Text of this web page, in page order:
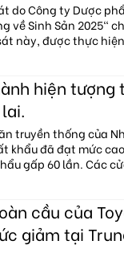
do Công ty Dược
về Sinh Sản 2025"
này, được thực
hiện tượng
truyền thống của
khẩu đã đạt mức
gấp 60 lần. Các
cầu của
giảm tại